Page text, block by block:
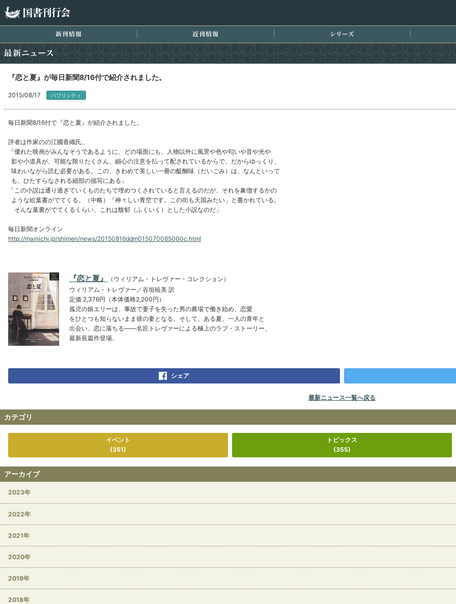
新刊情報
『恋と夏』が毎日新聞8/16付で紹介されました。
2015/08/17 パブリシティ
毎日新聞8/16付で『恋と夏』が紹介されました。
評者は作家のの江國香織氏。
「優れた映画がみんなそうであるように、どの場面にも、人物以外に風景や色や匂いや音や光や
影や小道具が、可能な限りたくさん、細心の注意を払って配されているからで、だからゆっくり、
味わいながら読む必要がある。この、きわめて美しい一冊の醍醐味（だいごみ）は、なんといって
も、ひたすらなされる細部の描写にある」
「この小説は通り過ぎていくものたちで埋めつくされていると言えるのだが、それを象徴するかの
ような絵葉書がでてくる。（中略）「神々しい青空です。この街も天国みたい」と書かれている。
そんな葉書がでてくるくらい、これは馥郁（ふくいく）とした小説なのだ」
毎日新聞オンライン
http://mainichi.jp/shimen/news/20150816ddm015070085000c.html
『恋と夏』
（ウィリアム・トレヴァー・コレクション）
ウィリアム・トレヴァー／谷垣暁美 訳
定価 2,376円（本体価格2,200円）
孤児の娘エリーは、事故で妻子を失った男の農場で働き始め、恋愛
をひとつも知らないまま彼の妻となる。そして、ある夏、一人の青年と
出会い、恋に落ちる――名匠トレヴァーによる極上のラブ・ストーリー、
最新長篇作登場。
シェア
最新ニュース一覧へ戻る
カテゴリ
イベント
(351)
トピックス
(355)
アーカイブ
2023年
2022年
2021年
2020年
2019年
2018年